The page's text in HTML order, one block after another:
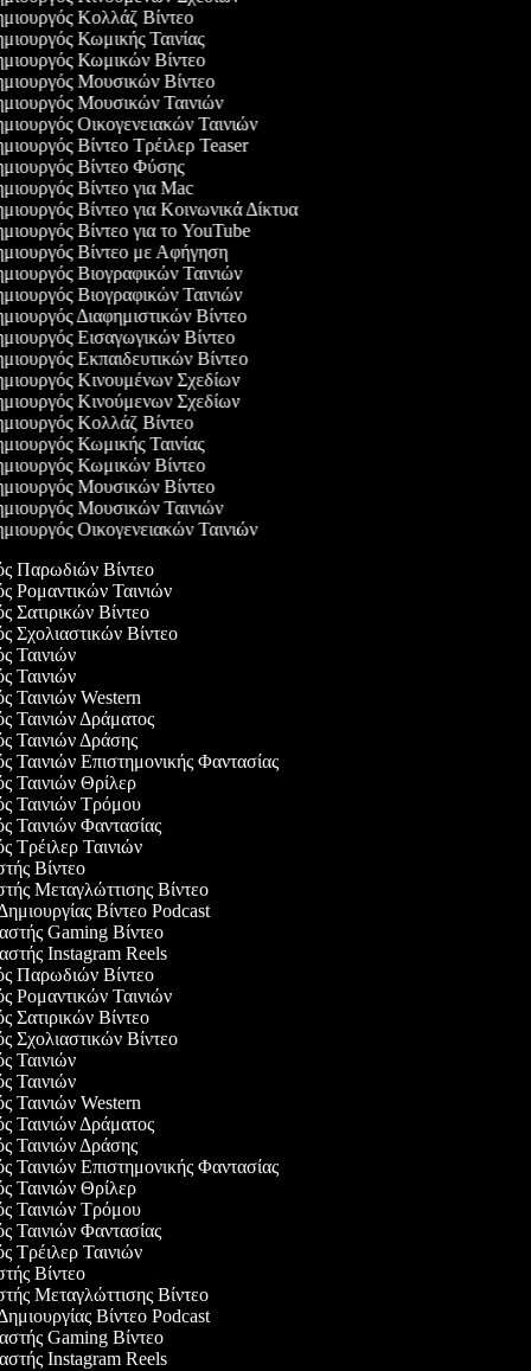
Κολλάζ Βίντεο
Κωμικής Ταινίας
Κωμικών Βίντεο
Μουσικών Βίντεο
Μουσικών Ταινιών
Οικογενειακών Ταινιών
Βίντεο Τρέιλερ Teaser
Βίντεο Φύσης
Βίντεο για Mac
Βίντεο για Κοινωνικά Δίκτυα
Βίντεο για το YouTube
Βίντεο με Αφήγηση
Βιογραφικών Ταινιών
Βιογραφικών Ταινιών
Διαφημιστικών Βίντεο
Εισαγωγικών Βίντεο
Εκπαιδευτικών Βίντεο
Κινουμένων Σχεδίων
Κινούμενων Σχεδίων
Κολλάζ Βίντεο
Κωμικής Ταινίας
Κωμικών Βίντεο
Μουσικών Βίντεο
Μουσικών Ταινιών
Οικογενειακών Ταινιών
Παρωδιών Βίντεο
Ρομαντικών Ταινιών
Σατιρικών Βίντεο
Σχολιαστικών Βίντεο
Ταινιών
Ταινιών
Ταινιών Western
Ταινιών Δράματος
Ταινιών Δράσης
Ταινιών Επιστημονικής Φαντασίας
Ταινιών Θρίλερ
Ταινιών Τρόμου
Ταινιών Φαντασίας
Τρέιλερ Ταινιών
Βίντεο
Μεταγλώττισης Βίντεο
Βίντεο Podcast
Gaming Βίντεο
Instagram Reels
Παρωδιών Βίντεο
Ρομαντικών Ταινιών
Σατιρικών Βίντεο
Σχολιαστικών Βίντεο
Ταινιών
Ταινιών
Ταινιών Western
Ταινιών Δράματος
Ταινιών Δράσης
Ταινιών Επιστημονικής Φαντασίας
Ταινιών Θρίλερ
Ταινιών Τρόμου
Ταινιών Φαντασίας
Τρέιλερ Ταινιών
Βίντεο
Μεταγλώττισης Βίντεο
Βίντεο Podcast
Gaming Βίντεο
Instagram Reels